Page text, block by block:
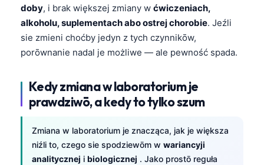
doby, i brak większej zmiany w ćwiczeniach,
alkoholu, suplementach abo ostrej chorobie. Jeźli
sie zmieni choćby jedyn z tych czynnikōw,
porōwnanie nadal je możliwe — ale pewność spada.
Kedy zmiana w laboratorium je
prawdziwō, a kedy to tylko szum
Zmiana w laboratorium je znacząca, jak je większa
niźli to, czego sie spodziewōm w wariancyji
analitycznej i biologicznej . Jako prostō reguła